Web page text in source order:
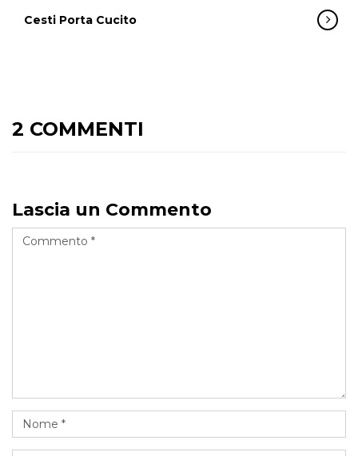
Cesti Porta Cucito
2 COMMENTI
Lascia un Commento